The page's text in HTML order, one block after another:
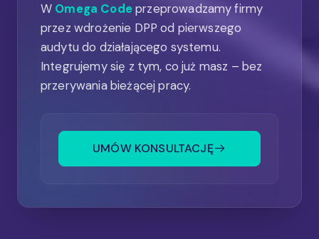
W Omega Codeprzeprowadzamy firmy
przez wdrożenie DPP od pierwszego
audytu do działającego systemu.
Integrujemy się z tym, co już masz – bez
przerywania bieżącej pracy.
UMÓW KONSULTACJĘ